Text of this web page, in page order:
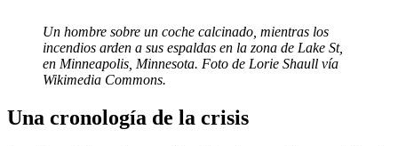
Un hombre sobre un coche calcinado, mientras los
incendios arden a sus espaldas en la zona de Lake St,
en Minneapolis, Minnesota. Foto de Lorie Shaull vía
Wikimedia Commons.
Una cronología de la crisis